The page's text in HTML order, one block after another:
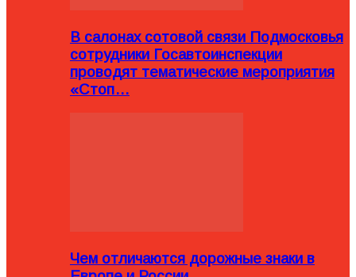
В салонах сотовой связи Подмосковья
сотрудники Госавтоинспекции
проводят тематические мероприятия
«Стоп…
Чем отличаются дорожные знаки в